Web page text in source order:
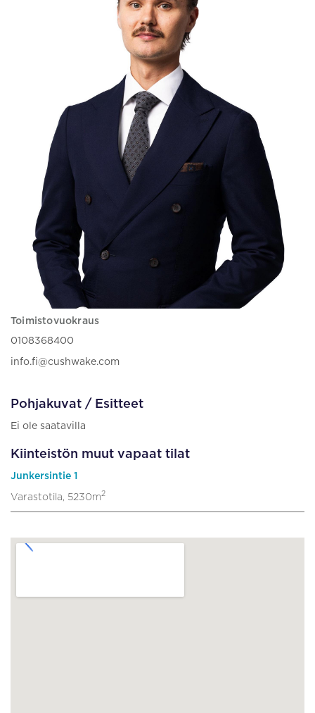
Toimistovuokraus
0108368400
info.fi@cushwake.com
Pohjakuvat / Esitteet
Ei ole saatavilla
Kiinteistön muut vapaat tilat
Junkersintie 1
Varastotila, 5230m2